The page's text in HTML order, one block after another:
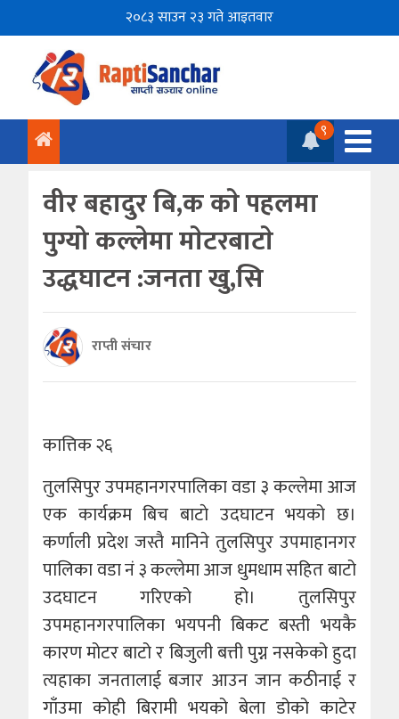
२०८३ साउन २३ गते आइतवार
९
वीर बहादुर बि,क काे पहलमा
पुग्यो कल्लेमा माेटरबाटाे
उद्धघाटन :जनता खु,सि
राप्ती संचार
कात्तिक २६
तुलसिपुर उपमहानगरपालिका वडा ३ कल्लेमा आज
एक कार्यक्रम बिच बाटाे उदघाटन भयको छ।
कर्णाली प्रदेश जस्तै मानिने तुलसिपुर उपमाहानगर
पालिका वडा नं ३ कल्लेमा आज धुमधाम सहित बाटो
उदघाटन गरिएको हो। तुलसिपुर
उपमहानगरपालिका भयपनी बिकट बस्ती भयकै
कारण मोटर बाटो र बिजुली बत्ती पुग्न नसकेको हुदा
त्यहाका जनतालाई बजार आउन जान कठीनाई र
गाँउमा कोही बिरामी भयको बेला डोको काटेर